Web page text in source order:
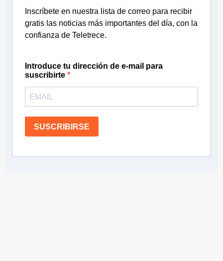
Inscríbete en nuestra lista de correo para recibir
gratis las noticias más importantes del día, con la
confianza de Teletrece.
Introduce tu dirección de e-mail para
suscribirte
SUSCRIBIRSE